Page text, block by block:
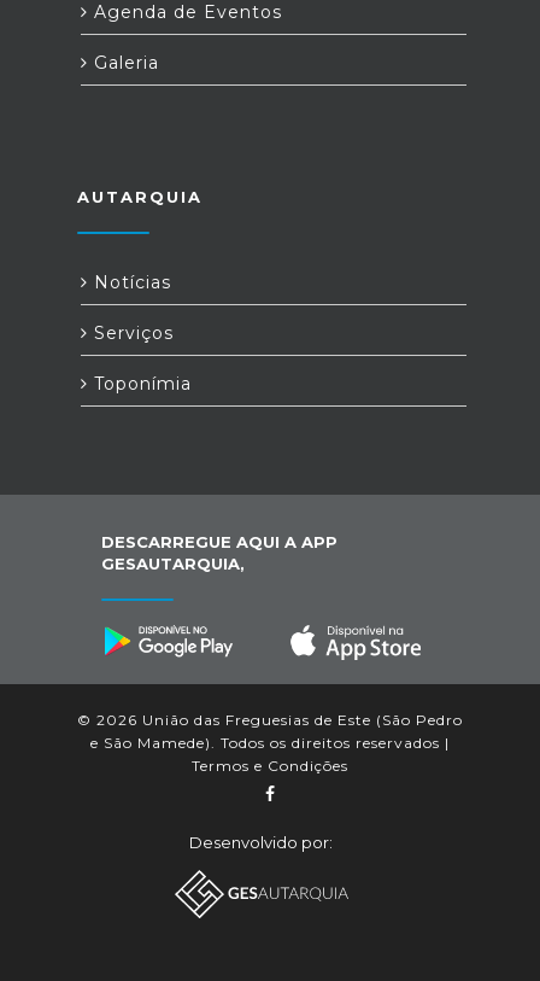
Agenda de Eventos
Galeria
AUTARQUIA
Notícias
Serviços
Toponímia
DESCARREGUE AQUI A APP
GESAUTARQUIA,
© 2026 União das Freguesias de Este (São Pedro
e São Mamede). Todos os direitos reservados |
Termos e Condições
Desenvolvido por: